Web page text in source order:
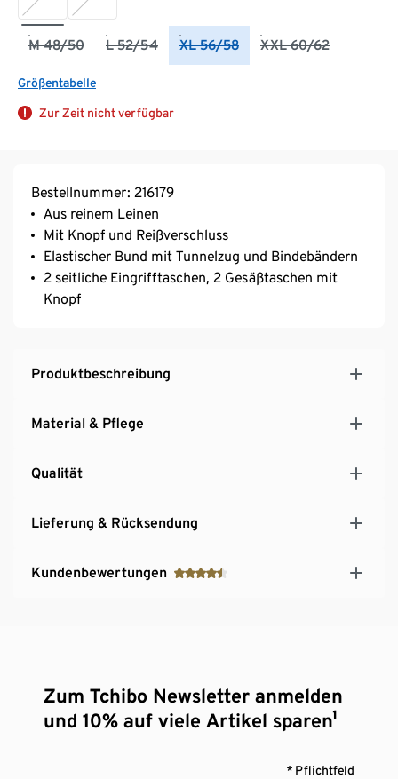
M 48/50 L 52/54 XL 56/58 XXL 60/62
Größentabelle
Zur Zeit nicht verfügbar
Bestellnummer: 216179
Aus reinem Leinen
Mit Knopf und Reißverschluss
Elastischer Bund mit Tunnelzug und Bindebändern
2 seitliche Eingrifftaschen, 2 Gesäßtaschen mit
Knopf
Produktbeschreibung
Material & Pflege
Qualität
Lieferung & Rücksendung
Kundenbewertungen
Zum Tchibo Newsletter anmelden
und 10% auf viele Artikel sparen¹
* Pflichtfeld